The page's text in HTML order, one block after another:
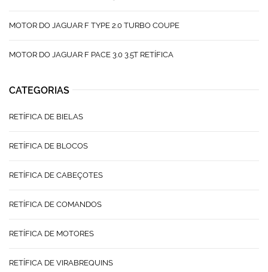
MOTOR DO JAGUAR F TYPE 2.0 TURBO COUPE
MOTOR DO JAGUAR F PACE 3.0 3.5T RETÍFICA
CATEGORIAS
RETÍFICA DE BIELAS
RETÍFICA DE BLOCOS
RETÍFICA DE CABEÇOTES
RETÍFICA DE COMANDOS
RETÍFICA DE MOTORES
RETÍFICA DE VIRABREQUINS